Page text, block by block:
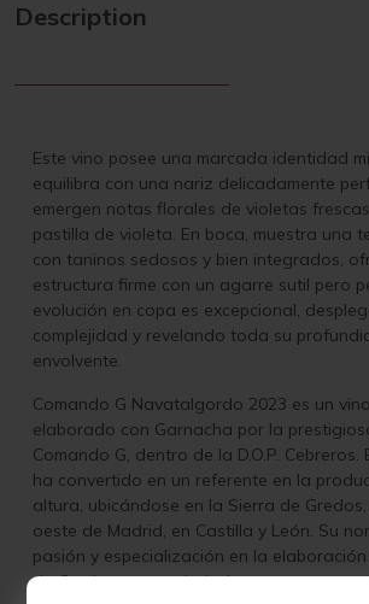
Description
Este vino posee una marcada identidad
equilibra con una nariz delicadamente
emergen notas florales de violetas
pastilla de violeta. En boca, muestra una
con taninos sedosos y bien integrados,
estructura firme con un agarre sutil pero
evolución en copa es excepcional,
complejidad y revelando toda su
envolvente.
Comando G Navatalgordo 2023 es un
elaborado con Garnacha por la
Comando G, dentro de la D.O.P.
ha convertido en un referente en la
altura, ubicándose en la Sierra de
oeste de Madrid, en Castilla y León. Su
pasión y especialización en la
de Gredos, una variedad que expresa